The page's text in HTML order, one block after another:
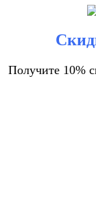
Получите 10%